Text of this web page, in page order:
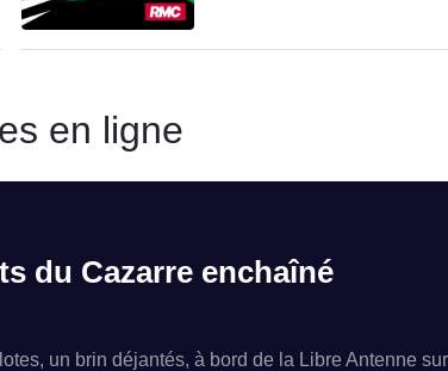
en ligne
du Cazarre enchaîné
un brin déjantés, à bord de la Libre Antenne sur